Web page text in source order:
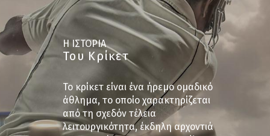
Η ΙΣΤΟΡΙΑ
Του Κρίκετ
Το κρίκετ είναι ένα ήρεμο ομαδικό
άθλημα, το οποίο χαρακτηρίζεται
από τη σχεδόν τέλεια
λειτουργικότητα, έκδηλη αρχοντιά